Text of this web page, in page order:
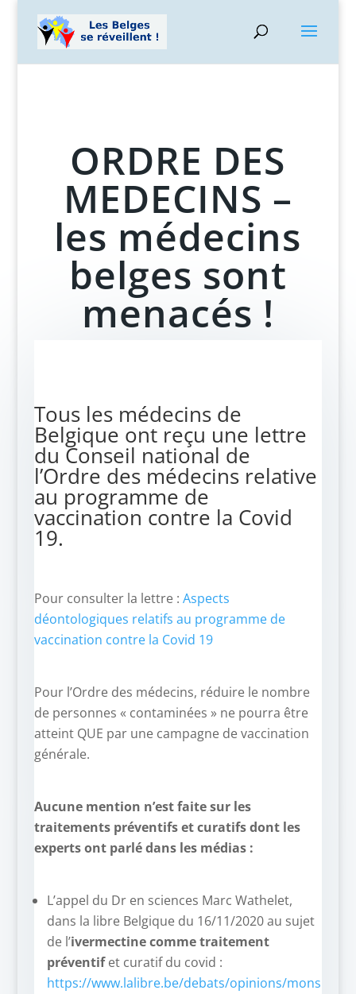
ORDRE DES
MEDECINS –
les médecins
belges sont
menacés !
Tous les médecins de
Belgique ont reçu une lettre
du Conseil national de
l’Ordre des médecins relative
au programme de
vaccination contre la Covid
19.
Pour consulter la lettre : Aspects
déontologiques relatifs au programme de
vaccination contre la Covid 19
Pour l’Ordre des médecins, réduire le nombre
de personnes « contaminées » ne pourra être
atteint QUE par une campagne de vaccination
générale.
Aucune mention n’est faite sur les
traitements préventifs et curatifs dont les
experts ont parlé dans les médias :
L’appel du Dr en sciences Marc Wathelet,
dans la libre Belgique du 16/11/2020 au sujet
de l’ivermectine comme traitement
préventifet curatif du covid :
https://www.lalibre.be/debats/opinions/mons